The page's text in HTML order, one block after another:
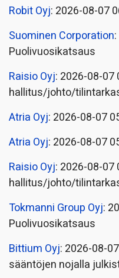
Robit Oyj: 2026-08-07
Suominen Corporation
Puolivuosikatsaus
Raisio Oyj: 2026-08-
hallitus/johto/
Atria Oyj: 2026-08-07
Atria Oyj: 2026-08-07
Raisio Oyj: 2026-08-
hallitus/johto/
Tokmanni Group Oyj:
Puolivuosikatsaus
Bittium Oyj: 2026-08-
sääntöjen nojalla